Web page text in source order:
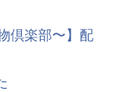
倶楽部〜】配